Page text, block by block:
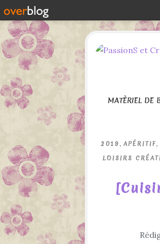
MATÈRIEL DE
2019, APÉRITIF,
LOISIRS